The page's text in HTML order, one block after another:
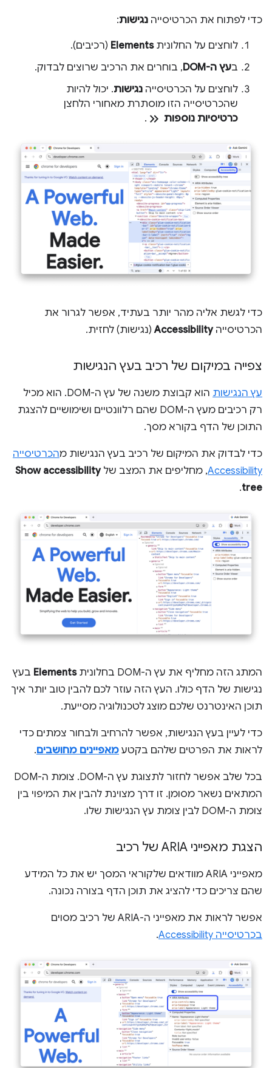
כדי לפתוח את הכרטיסייה נגישות:
לוחצים על החלוניתElements (רכיבים).
בעץ ה-DOM
, בוחרים את הרכיב שרוצים לבדוק.
לוחצים על הכרטיסייה נגישות. יכול להיות
שהכרטיסייה הזו מוסתרת מאחורי הלחצן
כרטיסיות נוספות keyboard_double_arrow_right
.
כדי לגשת אליה מהר יותר בעתיד, אפשר לגרור את
הכרטיסייהAccessibility(נגישות) לחזית.
צפייה במיקום של רכיב בעץ הנגישות
עץ הנגישות
הוא קבוצת משנה של עץ ה-DOM. הוא מכיל
רק רכיבים מעץ ה-DOM שהם רלוונטיים ושימושיים להצגת
התוכן של הדף בקורא מסך.
כדי לבדוק את המיקום של רכיב בעץ הנגישות מהכרטיסייה
Accessibility, מחליפים את המצב שלShow accessibility
tree
.
המתג הזה מחליף את עץ ה-DOM בחלונית Elements בעץ
נגישות של הדף כולו. העץ הזה עוזר לכם להבין טוב יותר איך
תוכן האינטרנט שלכם מוצג לטכנולוגיה מסייעת.
כדי לעיין בעץ הנגישות, אפשר להרחיב ולבחור צמתים כדי
לראות את הפרטים שלהם בקטע מאפיינים מחושבים.
בכל שלב אפשר לחזור לתצוגת עץ ה-DOM. צומת ה-DOM
המתאים נשאר מסומן. זו דרך מצוינת להבין את המיפוי בין
צומת ה-DOM לבין צומת עץ הנגישות שלו.
הצגת מאפייני ARIA של רכיב
מאפייני ARIA מוודאים שלקוראי המסך יש את כל המידע
שהם צריכים כדי להציג את תוכן הדף בצורה נכונה.
אפשר לראות את מאפייני ה-ARIA של רכיב מסוים
בכרטיסייה Accessibility
.